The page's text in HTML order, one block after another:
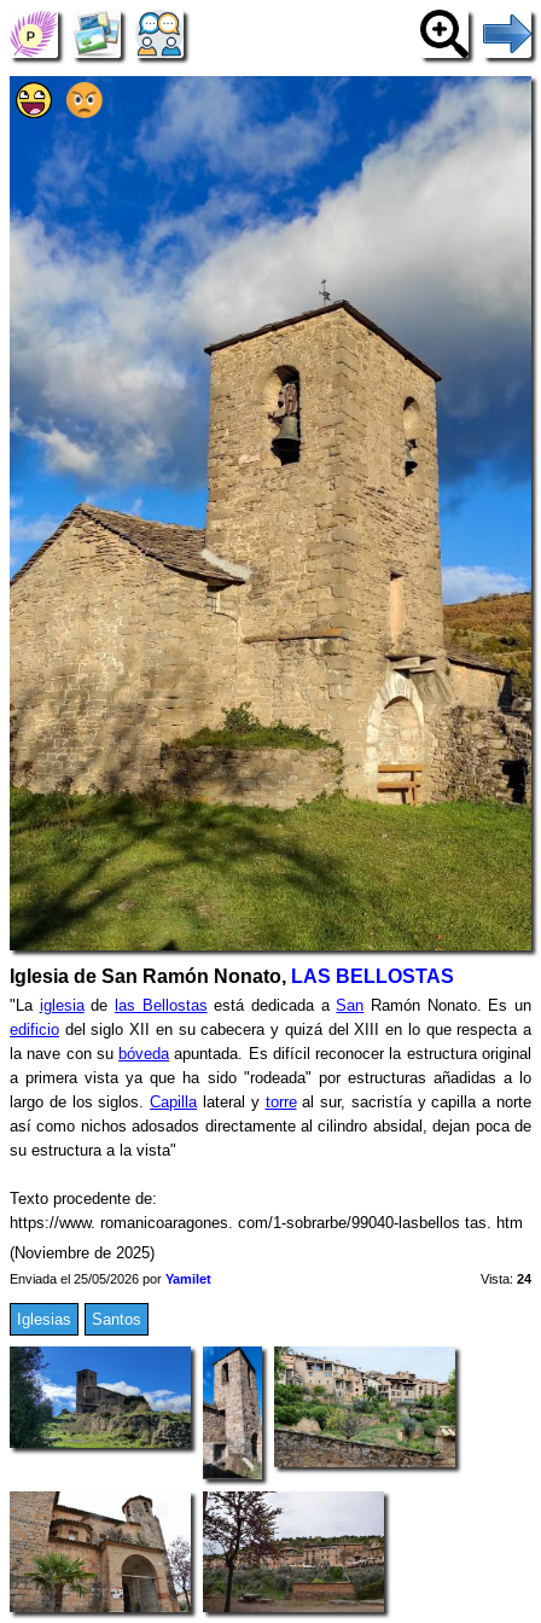
Iglesia de San Ramón Nonato, LAS BELLOSTAS
"La iglesiade las Bellostas está dedicada aSan Ramón Nonato. Es un
edificio del siglo XII en su cabecera y quizá del XIII en lo que respecta a
la nave con su bóvedaapuntada. Es difícil reconocer la estructura original
a primera vista ya que ha sido "rodeada" por estructuras añadidas a lo
largo de los siglos.Capillalateral y torreal sur, sacristía y capilla a norte
así como nichos adosados directamente al cilindro absidal, dejan poca de
su estructura a la vista"
Texto procedente de:
https://www. romanicoaragones. com/1-sobrarbe/99040-lasbellos tas. htm
(Noviembre de 2025)
Enviada el 25/05/2026 por Yamilet Vista: 24
Iglesias Santos